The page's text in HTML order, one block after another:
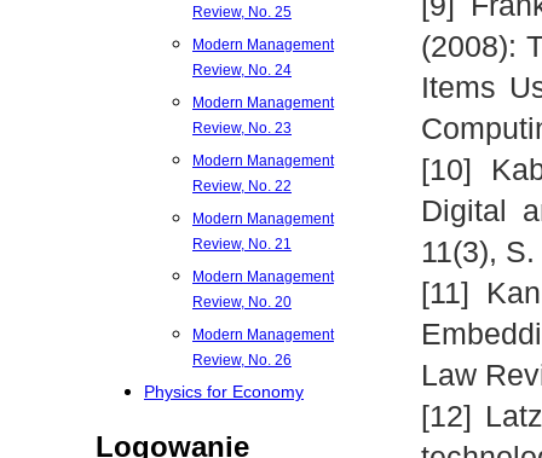
Review, No. 25
Modern Management
Review, No. 24
Modern Management
Review, No. 23
Modern Management
Review, No. 22
Modern Management
Review, No. 21
Modern Management
Review, No. 20
Modern Management
Review, No. 26
Physics for Economy
Logowanie
(2008):
Items
[10]
Digital
11(3),
[11]
Law
[12]